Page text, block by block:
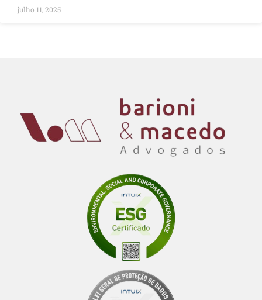
julho 11, 2025